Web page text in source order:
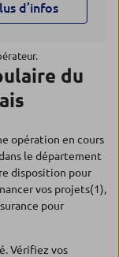
d’infos
du
opération en cours
le département
disposition pour
vos projets(1),
pour
Vérifiez vos